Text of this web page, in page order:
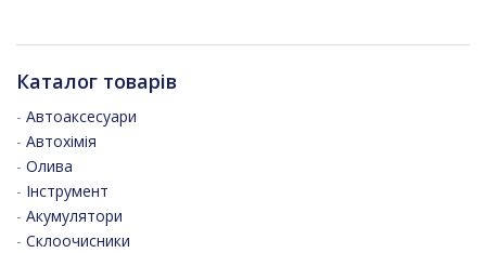
Каталог товарів
- Автоаксесуари
- Автохімія
- Олива
- Інструмент
- Акумулятори
- Склоочисники